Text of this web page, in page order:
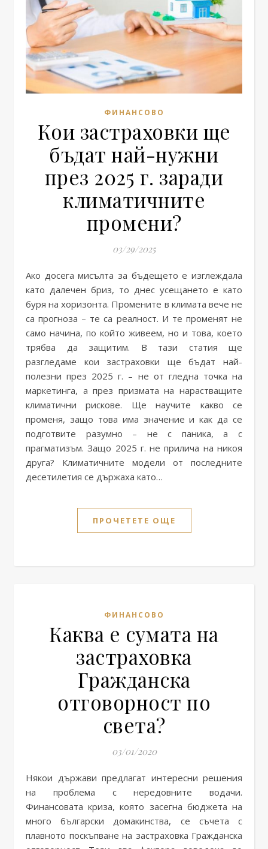
ФИНАНСОВО
Кои застраховки ще
бъдат най-нужни
през 2025 г. заради
климатичните
промени?
03/29/2025
Ако досега мисълта за бъдещето е изглеждала
като далечен бриз, то днес усещането е като
буря на хоризонта. Промените в климата вече не
са прогноза – те са реалност. И те променят не
само начина, по който живеем, но и това, което
трябва да защитим. В тази статия ще
разгледаме кои застраховки ще бъдат най-
полезни през 2025 г. – не от гледна точка на
маркетинга, а през призмата на нарастващите
климатични рискове. Ще научите какво се
променя, защо това има значение и как да се
подготвите разумно – не с паника, а с
прагматизъм. Защо 2025 г. не прилича на никоя
друга? Климатичните модели от последните
десетилетия се държаха като…
ПРОЧЕТЕТЕ ОЩЕ
ФИНАНСОВО
Каква е сумата на
застраховка
Гражданска
отговорност по
света?
03/01/2020
Някои държави предлагат интересни решения
на проблема с нередовните водачи.
Финансовата криза, която засегна бюджета на
много български домакинства, се съчета с
плавното поскъпване на застраховка Гражданска